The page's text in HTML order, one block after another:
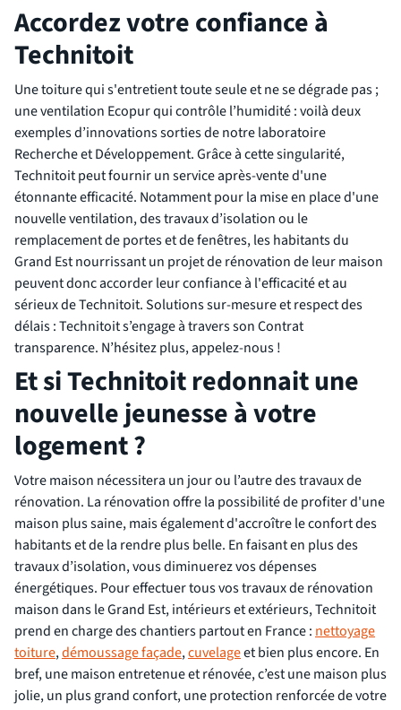
Accordez votre confiance à
Technitoit
Une toiture qui s'entretient toute seule et ne se dégrade pas ;
une ventilation Ecopur qui contrôle l’humidité : voilà deux
exemples d’innovations sorties de notre laboratoire
Recherche et Développement. Grâce à cette singularité,
Technitoit peut fournir un service après-vente d'une
étonnante efficacité. Notamment pour la mise en place d'une
nouvelle ventilation, des travaux d’isolation ou le
remplacement de portes et de fenêtres, les habitants du
Grand Est nourrissant un projet de rénovation de leur maison
peuvent donc accorder leur confiance à l'efficacité et au
sérieux de Technitoit. Solutions sur-mesure et respect des
délais : Technitoit s’engage à travers son Contrat
transparence. N’hésitez plus, appelez-nous !
Et si Technitoit redonnait une
nouvelle jeunesse à votre
logement ?
Votre maison nécessitera un jour ou l’autre des travaux de
rénovation. La rénovation offre la possibilité de profiter d'une
maison plus saine, mais également d'accroître le confort des
habitants et de la rendre plus belle. En faisant en plus des
travaux d’isolation, vous diminuerez vos dépenses
énergétiques. Pour effectuer tous vos travaux de rénovation
maison dans le Grand Est, intérieurs et extérieurs, Technitoit
prend en charge des chantiers partout en France : nettoyage
toiture,démoussage façade,cuvelageet bien plus encore. En
bref, une maison entretenue et rénovée, c’est une maison plus
jolie, un plus grand confort, une protection renforcée de votre